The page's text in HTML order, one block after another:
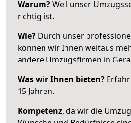
Warum?Weil unser
richtig ist.
Wie? Durch unser
können wir Ihnen weitaus
andere Umzugsfirmen in
Was wir Ihnen bieten?
15 Jahren.
Kompetenz, da wir die